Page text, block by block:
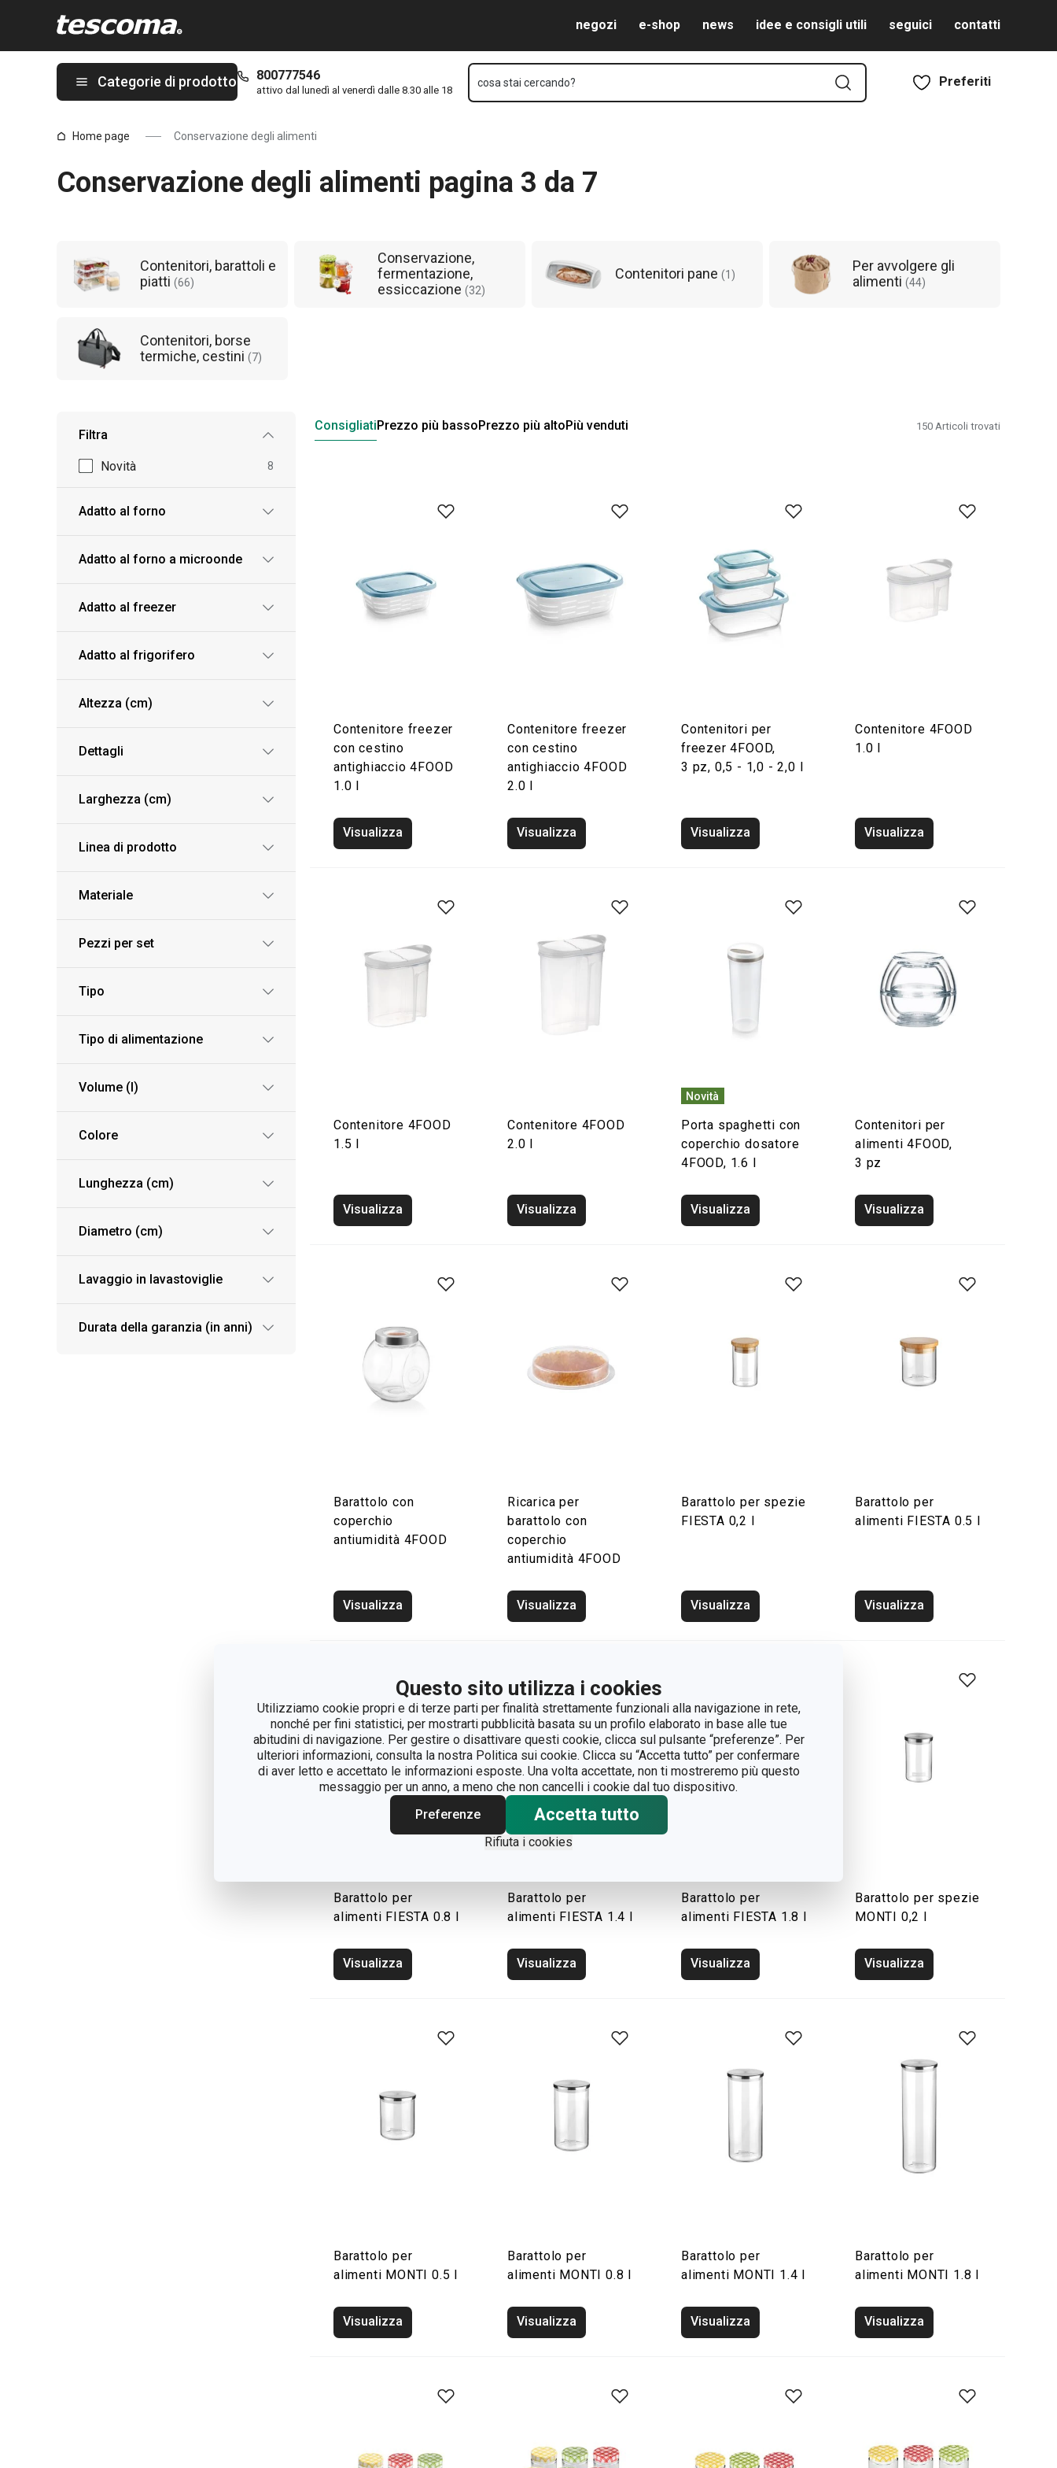
Questo sito utilizza i cookies
Utilizziamo cookie propri e di terze parti per finalità strettamente funzionali alla navigazione in rete,
nonché per fini statistici, per mostrarti pubblicità basata su un profilo elaborato in base alle tue
abitudini di navigazione. Per gestire o disattivare questi cookie, clicca sul pulsante “preferenze”. Per
ulteriori informazioni, consulta la nostra Politica sui cookie. Clicca su “Accetta tutto” per confermare
di aver letto e accettato le informazioni esposte. Una volta accettate, non ti mostreremo più questo
messaggio per un anno, a meno che non cancelli i cookie dal tuo dispositivo.
Preferenze
Accetta tutto
Rifiuta i cookies
negozi e-shop news idee e consigli utili seguici contatti
Categorie di prodotto 800777546
attivo dal lunedì al venerdì dalle 8.30 alle 18
cosa stai cercando? Preferiti
Home page Conservazione degli alimenti
Conservazione degli alimenti pagina 3 da 7
Contenitori, barattoli e
piatti (66)
Conservazione,
fermentazione,
essiccazione (32)
Contenitori pane (1 )
Per avvolgere gli
alimenti (44)
Contenitori, borse
termiche, cestini (7)
Filtra
Novità 8
Adatto al forno
Adatto al forno a microonde
Adatto al freezer
Adatto al frigorifero
Altezza (cm)
Dettagli
Larghezza (cm)
Linea di prodotto
Materiale
Pezzi per set
Tipo
Tipo di alimentazione
Volume (l)
Colore
Lunghezza (cm)
Diametro (cm)
Lavaggio in lavastoviglie
Durata della garanzia (in anni)
ConsigliatiPrezzo più bassoPrezzo più altoPiù venduti 150 Articoli trovati
Contenitore freezer
con cestino
antighiaccio 4FOOD
1.0 l
Visualizza
Contenitore freezer
con cestino
antighiaccio 4FOOD
2.0 l
Visualizza
Contenitori per
freezer 4FOOD,
3 pz, 0,5 - 1,0 - 2,0 l
Visualizza
Contenitore 4FOOD
1.0 l
Visualizza
Contenitore 4FOOD
1.5 l
Visualizza
Contenitore 4FOOD
2.0 l
Visualizza
Novità
Porta spaghetti con
coperchio dosatore
4FOOD, 1.6 l
Visualizza
Contenitori per
alimenti 4FOOD,
3 pz
Visualizza
Barattolo con
coperchio
antiumidità 4FOOD
Visualizza
Ricarica per
barattolo con
coperchio
antiumidità 4FOOD
Visualizza
Barattolo per spezie
FIESTA 0,2 l
Visualizza
Barattolo per
alimenti FIESTA 0.5 l
Visualizza
Barattolo per
alimenti FIESTA 0.8 l
Visualizza
Barattolo per
alimenti FIESTA 1.4 l
Visualizza
Barattolo per
alimenti FIESTA 1.8 l
Visualizza
Barattolo per spezie
MONTI 0,2 l
Visualizza
Barattolo per
alimenti MONTI 0.5 l
Visualizza
Barattolo per
alimenti MONTI 0.8 l
Visualizza
Barattolo per
alimenti MONTI 1.4 l
Visualizza
Barattolo per
alimenti MONTI 1.8 l
Visualizza